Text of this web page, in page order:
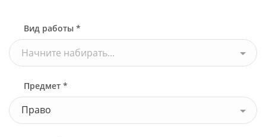
Вид работы *
Начните набирать...
Предмет *
Право